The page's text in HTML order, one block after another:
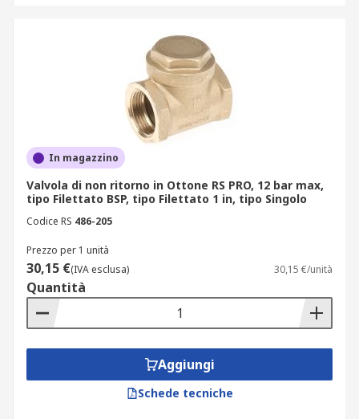
In magazzino
Valvola di non ritorno in Ottone RS PRO, 12 bar max,
tipo Filettato BSP, tipo Filettato 1 in, tipo Singolo
Codice RS 486-205
Prezzo per 1 unità
30,15 €(IVA esclusa) 30,15 €/unità
Quantità
Aggiungi
Schede tecniche